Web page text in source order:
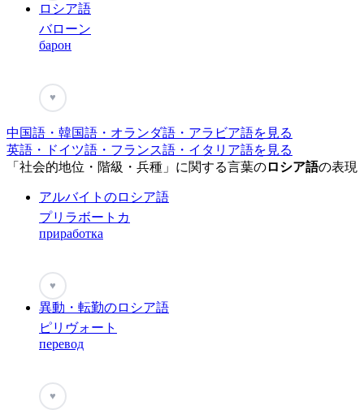
ロシア語
バローン
барон
♥
中国語・韓国語・オランダ語・アラビア語を見る
英語・ドイツ語・フランス語・イタリア語を見る
「社会的地位・階級・兵種」に関する言葉のロシア語の表現
アルバイトのロシア語
プリラボートカ
приработка
♥
異動・転勤のロシア語
ピリヴォート
перевод
♥